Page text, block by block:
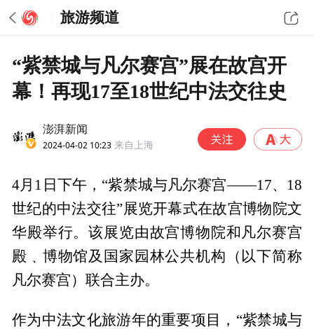
旅游频道
“紫禁城与凡尔赛宫”展在故宫开
幕！再现17至18世纪中法交往史
澎湃新闻
2024-04-02 10:23 来自上海
4月1日下午，“紫禁城与凡尔赛宫——17、18
世纪的中法交往”展览开幕式在故宫博物院文
华殿举行。该展览由故宫博物院和凡尔赛宫
殿﹑博物馆及国家园林公共机构（以下简称
凡尔赛宫）联合主办。
作为中法文化旅游年的重要项目，“紫禁城与